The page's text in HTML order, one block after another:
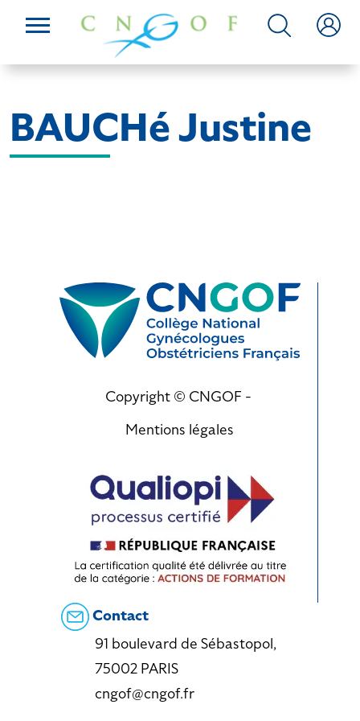
BAUCHé Justine
Copyright © CNGOF -
Mentions légales
Contact
91 boulevard de Sébastopol,
75002 PARIS
cngof@cngof.fr